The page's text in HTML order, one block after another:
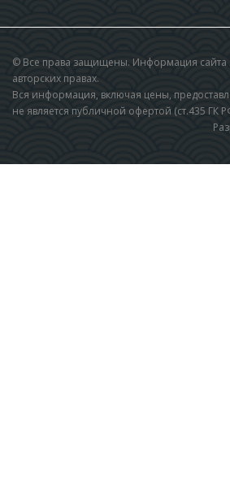
© Все права защищены. Информация
авторских правах.
Вся информация, включая цены,
не является публичной офертой (ст.435 ГК